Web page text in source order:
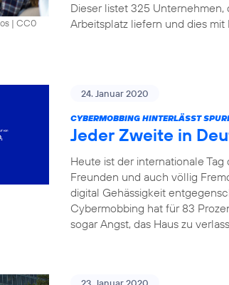
| CC0
Dieser listet 325
Arbeitsplatz liefern und dies
24. Januar 2020
CYBERMOBBING HINTERLÄSST
Jeder Zweite in
Heute ist der internationale
Freunden und auch völlig
digital Gehässigkeit
Cybermobbing hat für 83
sogar Angst, das Haus zu
23. Januar 2020